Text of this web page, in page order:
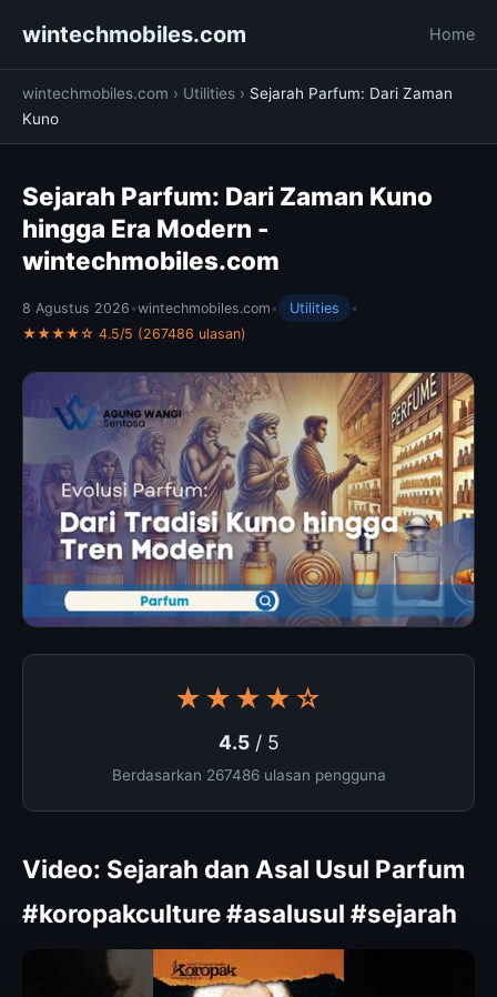
wintechmobiles.com Home
wintechmobiles.com › Utilities › Sejarah Parfum: Dari Zaman
Kuno
Sejarah Parfum: Dari Zaman Kuno
hingga Era Modern -
wintechmobiles.com
8 Agustus 2026 •wintechmobiles.com • Utilities
•
★★★★☆ 4.5/5 (267486 ulasan)
★★★★☆
4.5/ 5
Berdasarkan 267486 ulasan pengguna
Video: Sejarah dan Asal Usul Parfum
#koropakculture #asalusul #sejarah